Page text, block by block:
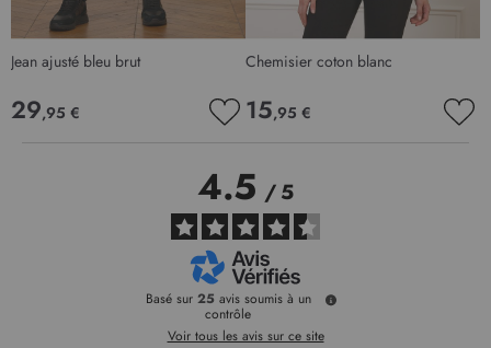
Jean ajusté bleu brut
29,95 €
MA
LISTE
D’ENVIE
Chemisier coton blanc
15,95 €
4.5/5
Basé sur 25 avis soumis à un
contrôle
Voir tous les avis sur ce site